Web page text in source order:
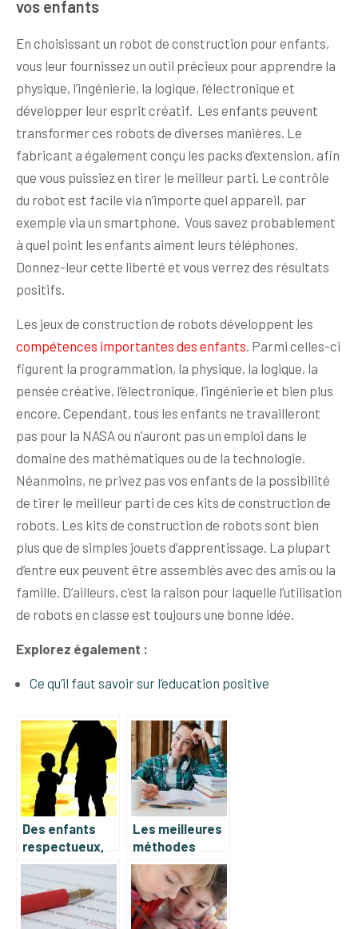
vos enfants
En choisissant un robot de construction pour enfants,
vous leur fournissez un outil précieux pour apprendre la
physique, l’ingénierie, la logique, l’électronique et
développer leur esprit créatif. Les enfants peuvent
transformer ces robots de diverses manières. Le
fabricant a également conçu les packs d’extension, afin
que vous puissiez en tirer le meilleur parti. Le contrôle
du robot est facile via n’importe quel appareil, par
exemple via un smartphone. Vous savez probablement
à quel point les enfants aiment leurs téléphones.
Donnez-leur cette liberté et vous verrez des résultats
positifs.
Les jeux de construction de robots développent les
compétences importantes des enfants . Parmi celles-ci
figurent la programmation, la physique, la logique, la
pensée créative, l’électronique, l’ingénierie et bien plus
encore. Cependant, tous les enfants ne travailleront
pas pour la NASA ou n’auront pas un emploi dans le
domaine des mathématiques ou de la technologie.
Néanmoins, ne privez pas vos enfants de la possibilité
de tirer le meilleur parti de ces kits de construction de
robots. Les kits de construction de robots sont bien
plus que de simples jouets d’apprentissage. La plupart
d’entre eux peuvent être assemblés avec des amis ou la
famille. D’ailleurs, c’est la raison pour laquelle l’utilisation
de robots en classe est toujours une bonne idée.
Explorez également :
Ce qu’il faut savoir sur l’education positive
Des enfants
respectueux,
on en rêve tous
mais que faire?
Les meilleures
méthodes
d’apprentissage
linguistiques